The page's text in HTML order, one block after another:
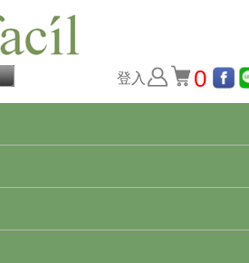
登入 0